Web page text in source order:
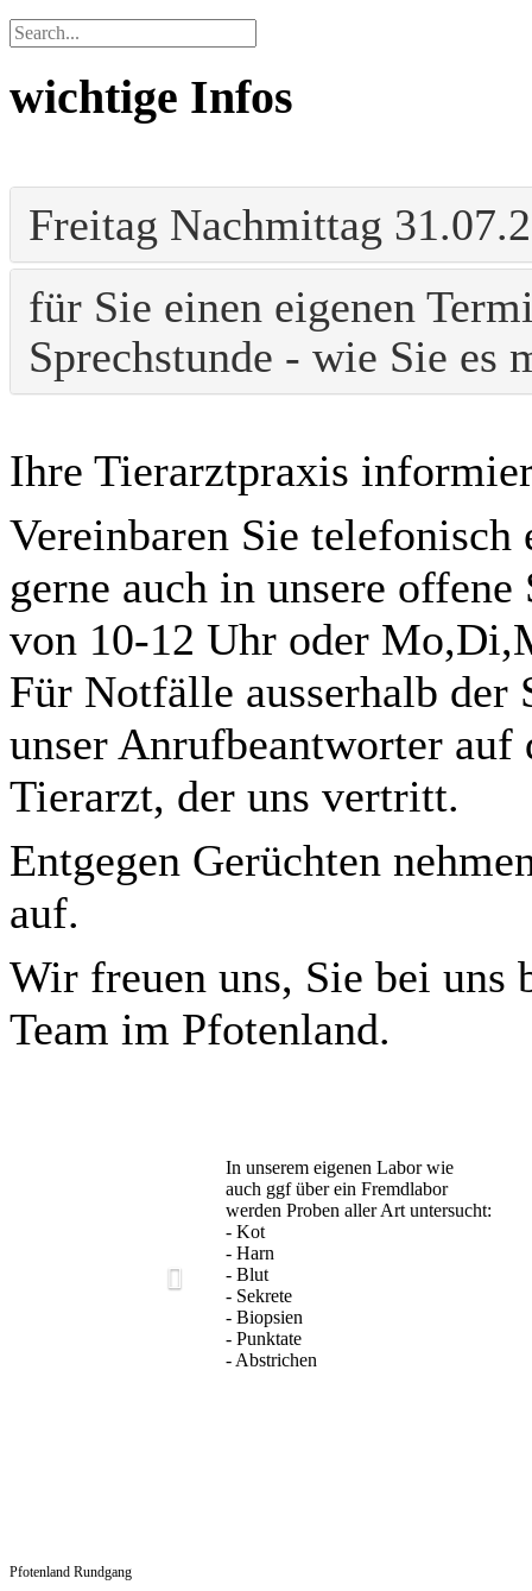
wichtige Infos
Freitag Nachmittag
für Sie einen eigenen
Sprechstunde - wie Sie es
Ihre Tierarztpraxis
Vereinbaren Sie
gerne auch in unsere
von 10-12 Uhr oder
Für Notfälle ausserhalb der
unser Anrufbeantworter
Tierarzt, der uns vertritt.
Entgegen Gerüchten
auf.
Wir freuen uns, Sie bei uns
Team im Pfotenland.
In unserem eigenen Labor wie
auch ggf über ein Fremdlabor
werden Proben aller Art untersucht:
- Kot
- Harn
- Blut
- Sekrete
- Biopsien
- Punktate
- Abstrichen
Pfotenland Rundgang